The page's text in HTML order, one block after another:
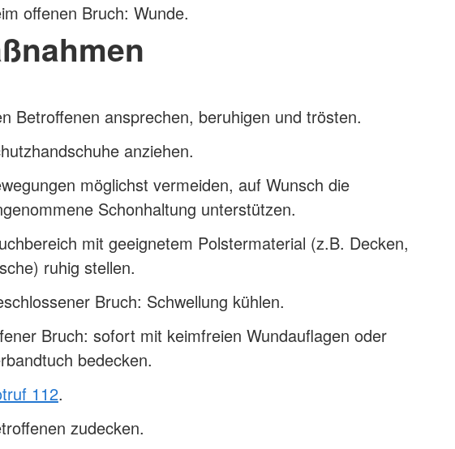
offenen Bruch: Wunde.
Betroffenen ansprechen, beruhigen und trösten.
anziehen.
möglichst vermeiden, auf Wunsch die
Schonhaltung unterstützen.
mit geeignetem Polstermaterial (z.B. Decken,
ruhig stellen.
Bruch: Schwellung kühlen.
Bruch: sofort mit keimfreien Wundauflagen oder
bedecken.
112.
zudecken.